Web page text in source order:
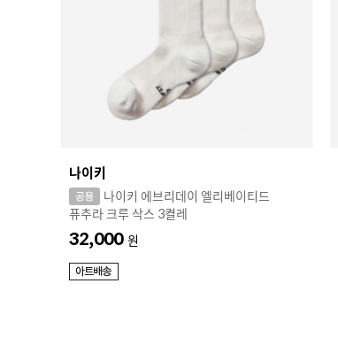
나이키
나이키 에브리데이 엘리베이티드
퓨추라 크루 삭스 3켤레
32,000 원